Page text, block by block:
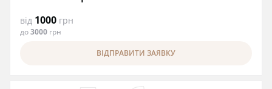
від 1000 грн
до3000 грн
ВІДПРАВИТИ ЗАЯВКУ